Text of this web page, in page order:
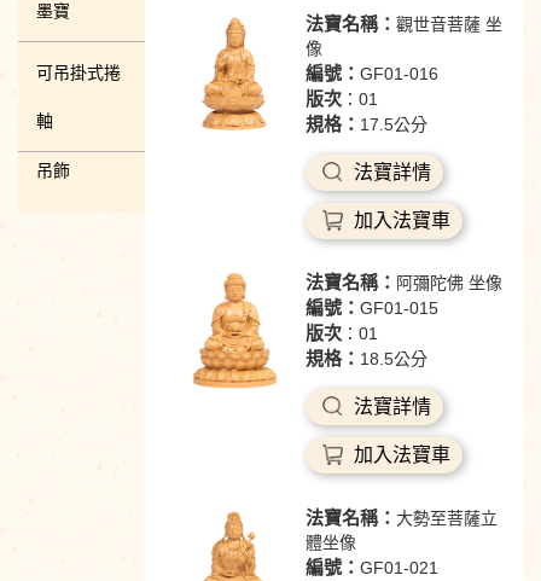
墨寶
可吊掛式捲
軸
吊飾
法寶名稱： 觀世音菩薩 坐
像
編號： GF01-016
版次：01
規格： 17.5公分
法寶詳情
加入法寶車
法寶名稱： 阿彌陀佛 坐像
編號： GF01-015
版次：01
規格： 18.5公分
法寶詳情
加入法寶車
法寶名稱： 大勢至菩薩立
體坐像
編號： GF01-021